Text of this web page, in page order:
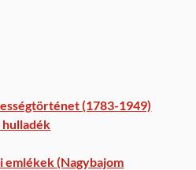
(1783-1949)
emlékek (Nagybajom